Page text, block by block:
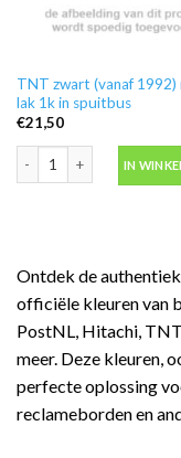
TNT zwart (vanaf 1992)
lak 1k in spuitbus
€21,50
IN
Ontdek de
officiële kleuren van
PostNL, Hitachi,
meer. Deze kleuren,
perfecte oplossing
reclameborden en